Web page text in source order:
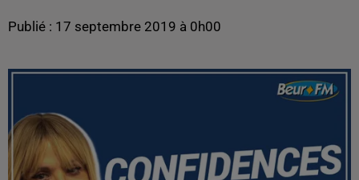
Publié : 17 septembre 2019 à 0h00